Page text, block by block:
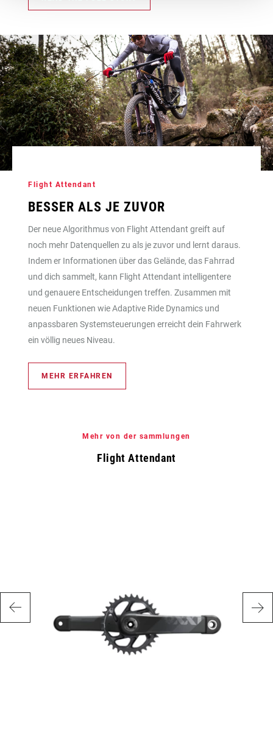
Flight Attendant
BESSER ALS JE ZUVOR
Der neue Algorithmus von Flight Attendant greift auf
noch mehr Datenquellen zu als je zuvor und lernt daraus.
Indem er Informationen über das Gelände, das Fahrrad
und dich sammelt, kann Flight Attendant intelligentere
und genauere Entscheidungen treffen. Zusammen mit
neuen Funktionen wie Adaptive Ride Dynamics und
anpassbaren Systemsteuerungen erreicht dein Fahrwerk
ein völlig neues Niveau.
MEHR ERFAHREN
Mehr von der sammlungen
Flight Attendant